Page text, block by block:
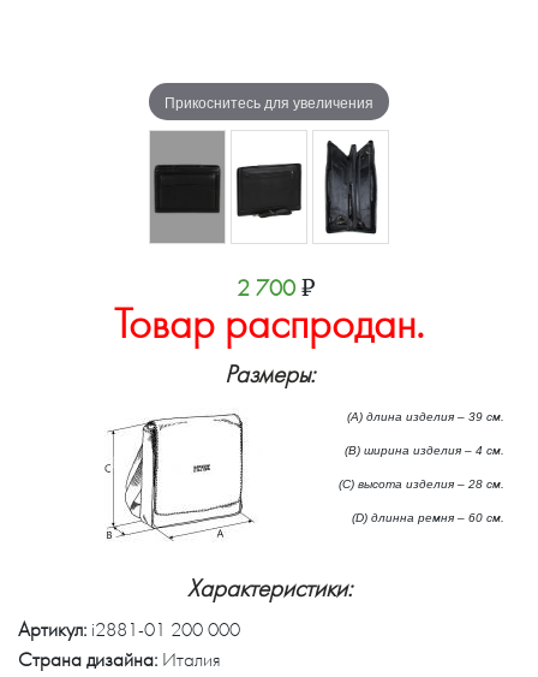
Прикоснитесь для увеличения
2 700₽
Товар распродан.
Размеры:
(А) длина изделия – 39 см.
(B) ширина изделия – 4 см.
(C) высота изделия – 28 см.
(D) длинна ремня – 60 см.
Характеристики:
Артикул: i2881-01 200 000
Страна дизайна: Италия